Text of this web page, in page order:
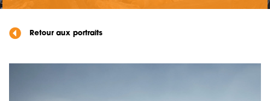
Retour aux portraits